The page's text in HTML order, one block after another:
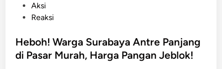
t
e
Aksi
Reaksi
Heboh! Warga Surabaya Antre Panjang
di Pasar Murah, Harga Pangan Jeblok!